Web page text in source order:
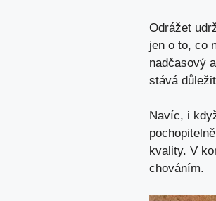
Odrážet
jen o ‌to, co
nadčasový
stává
Navíc, i
kvality. V
‌chováním.